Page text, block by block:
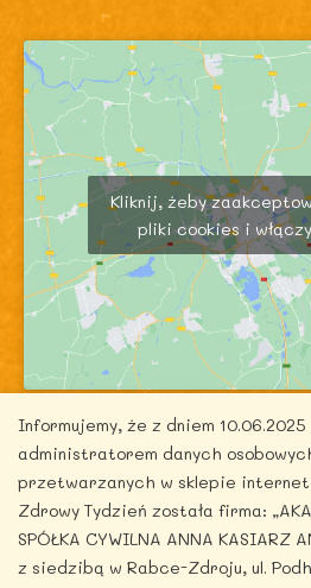
Kliknij, żeby
pliki cookies i
Copyright © 2026
ITentego.pl
Informujemy, że z dniem 10.06.2025
administratorem danych
przetwarzanych w sklepie
Zdrowy Tydzień została firma:
SPÓŁKA CYWILNA ANNA KASIARZ
z siedzibą w Rabce-Zdroju, ul.